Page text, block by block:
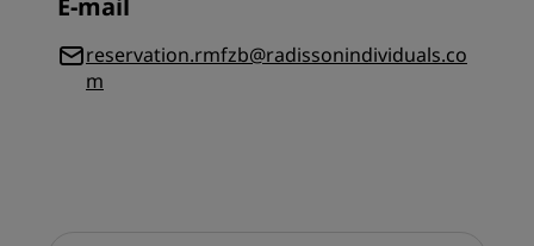
E-mail
reservation.rmfzb@radissonindividuals.co
m